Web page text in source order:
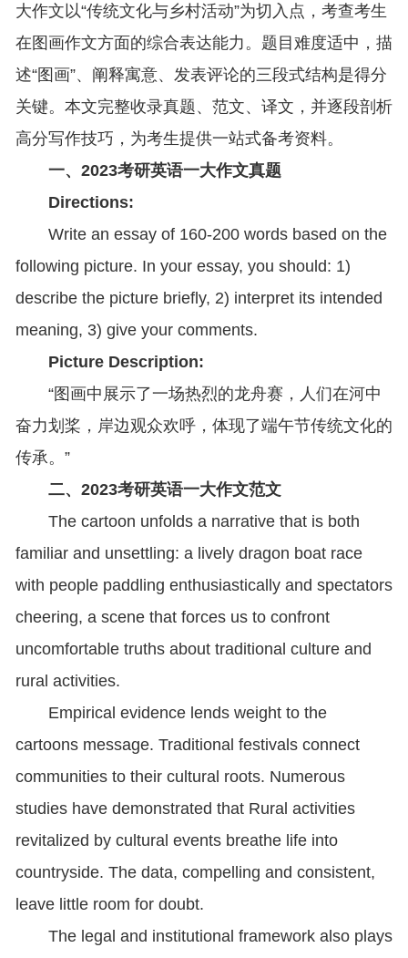
大作文以“传统文化与乡村活动”为切入点，考查考生
在图画作文方面的综合表达能力。题目难度适中，描
述“图画”、阐释寓意、发表评论的三段式结构是得分
关键。本文完整收录真题、范文、译文，并逐段剖析
高分写作技巧，为考生提供一站式备考资料。
一、2023考研英语一大作文真题
Directions:
Write an essay of 160-200 words based on the
following picture. In your essay, you should: 1)
describe the picture briefly, 2) interpret its intended
meaning, 3) give your comments.
Picture Description:
“图画中展示了一场热烈的龙舟赛，人们在河中
奋力划桨，岸边观众欢呼，体现了端午节传统文化的
传承。”
二、2023考研英语一大作文范文
The cartoon unfolds a narrative that is both
familiar and unsettling: a lively dragon boat race
with people paddling enthusiastically and spectators
cheering, a scene that forces us to confront
uncomfortable truths about traditional culture and
rural activities.
Empirical evidence lends weight to the
cartoons message. Traditional festivals connect
communities to their cultural roots. Numerous
studies have demonstrated that Rural activities
revitalized by cultural events breathe life into
countryside. The data, compelling and consistent,
leave little room for doubt.
The legal and institutional framework also plays